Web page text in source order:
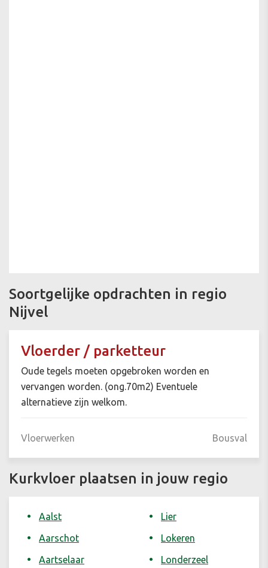
Soortgelijke opdrachten in regio
Nijvel
Vloerder / parketteur
Oude tegels moeten opgebroken worden en
vervangen worden. (ong.70m2) Eventuele
alternatieve zijn welkom.
Vloerwerken Bousval
Kurkvloer plaatsen in jouw regio
Aalst
Aarschot
Aartselaar
Lier
Lokeren
Londerzeel